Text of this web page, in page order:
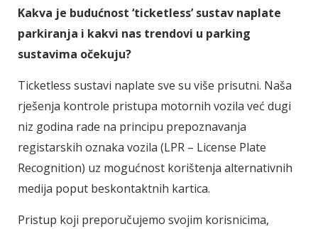
Kakva je budućnost ‘ticketless’ sustav naplate
parkiranja i kakvi nas trendovi u parking
sustavima očekuju?
Ticketless sustavi naplate sve su više prisutni. Naša
rješenja kontrole pristupa motornih vozila već dugi
niz godina rade na principu prepoznavanja
registarskih oznaka vozila (LPR – License Plate
Recognition) uz mogućnost korištenja alternativnih
medija poput beskontaktnih kartica.
Pristup koji preporučujemo svojim korisnicima,